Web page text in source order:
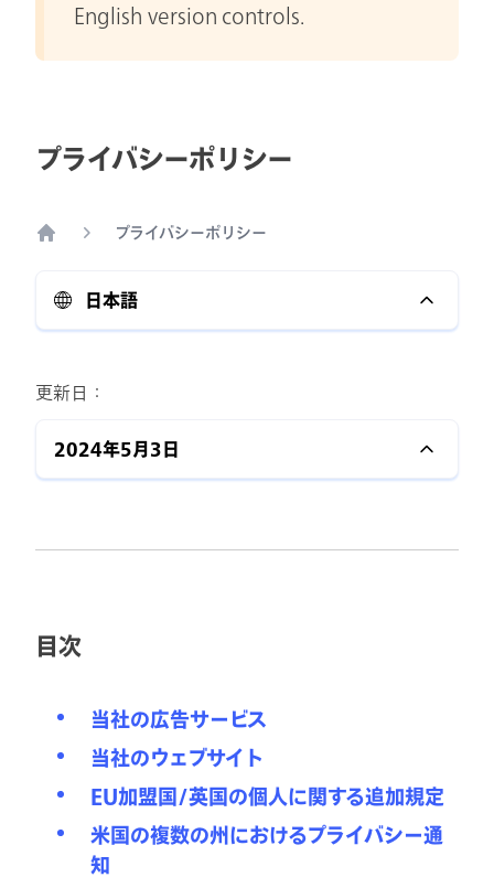
English version controls.
プライバシーポリシー
プライバシーポリシー
日本語
更新日：
2024年5月3日
目次
当社の広告サービス
当社のウェブサイト
EU加盟国/英国の個人に関する追加規定
米国の複数の州におけるプライバシー通
知